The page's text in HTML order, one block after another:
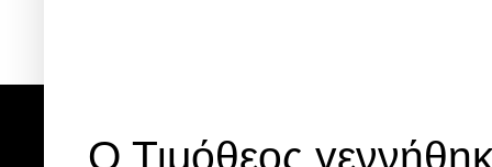
Ο Τιμόθεος